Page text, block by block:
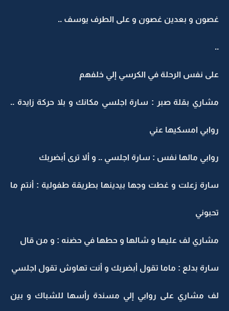
غصون و بعدين غصون و على الطرف يوسف ..
..
على نفس الرحلة في الكرسي إلي خلفهم
مشاري بقلة صبر : سارة اجلسي مكانك و بلا حركة زايدة ..
روابي امسكيها عني
روابي مالها نفس : سارة اجلسي .. و ألا ترى أبضربك
سارة زعلت و غطت وجها بيدينها بطريقة طفولية : أنتم ما
تحبوني
مشاري لف عليها و شالها و حطها في حضنه : و من قال
سارة بدلع : ماما تقول أبضربك و أنت تهاوش تقول اجلسي
لف مشاري على روابي إلي مسندة رأسها للشباك و بين